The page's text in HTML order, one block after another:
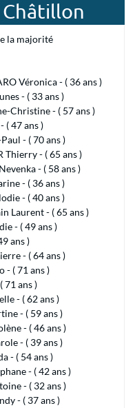
la majorité
Véronica - ( 36 ans )
- ( 33 ans )
Christine - ( 57 ans )
( 47 ans )
- ( 70 ans )
Thierry - ( 65 ans )
- ( 58 ans )
- ( 36 ans )
- ( 40 ans )
Laurent - ( 65 ans )
- ( 49 ans )
ans )
- ( 64 ans )
- ( 71 ans )
71 ans )
- ( 62 ans )
- ( 59 ans )
- ( 46 ans )
- ( 39 ans )
- ( 54 ans )
- ( 42 ans )
- ( 32 ans )
- ( 37 ans )